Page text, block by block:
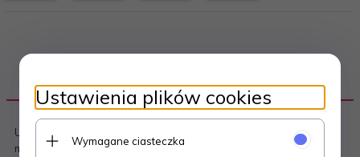
OPIS PRODUKTU
Uchwyty kablowe z gwoździem typu FLOP, przeznaczone są do
mocowania przewodów lub poszczególnych żył kabla do podłoża
Ustawienia plików cookies
Wymagane ciasteczka